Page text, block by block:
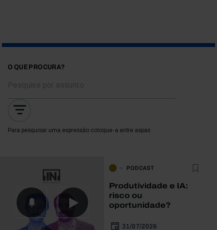
O QUE PROCURA?
Para pesquisar uma expressão coloque-a entre aspas
PODCAST
Produtividade e IA:
risco ou
oportunidade?
31/07/2026